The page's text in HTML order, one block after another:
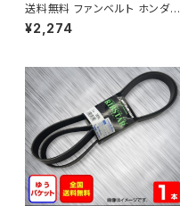
送料無料 ファンベルト ホンダ フ
ィット 型式GE6 H19.10～H25.
09 （国内トップメーカー） 1本 H
¥2,274